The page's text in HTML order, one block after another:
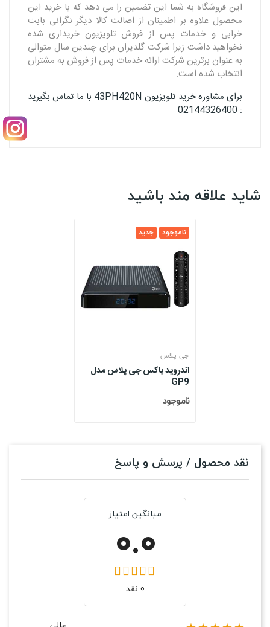
این فروشگاه به شما این تضمین را می دهد که با خرید این
محصول علاوه بر اطمینان از اصالت کالا دیگر نگرانی بابت
خرابی و خدمات پس از فروش تلویزیون خریداری شده
نخواهید داشت زیرا شرکت گلدیران برای چندین سال متوالی
به عنوان برترین شرکت ارائه خدمات پس از فروش به مشتران
انتخاب شده است.
برای مشاوره خرید تلویزیون 43PH420N با ما تماس بگیرید
: 02144326400
شاید علاقه مند باشید
جدید ناموجود
جی پلاس
اندروید باکس جی پلاس مدل
GP9
ناموجود
نقد محصول / پرسش و پاسخ
میانگین امتیاز
0.0
0 نقد